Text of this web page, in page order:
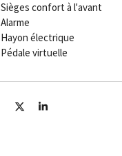
Sièges confort à l'avant
Alarme
Hayon électrique
Pédale virtuelle
P
P